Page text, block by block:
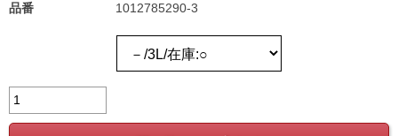
品番 1012785290-3